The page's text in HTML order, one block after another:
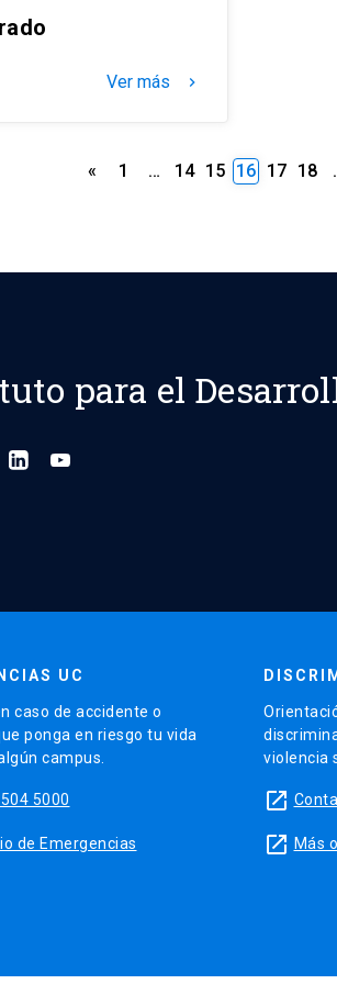
Ver más keyboard_arrow_right
Posts
« 1 … 14 15 16 17 18
para el
UC
caso de accidente o
ponga en riesgo tu vida
campus.
5000
de Emergencias
violencia
launch
launch Más